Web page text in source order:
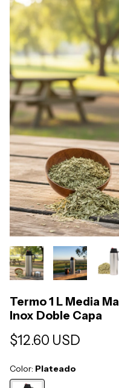
Termo 1 L Media
Inox Doble Capa
$12.60 USD
Color: Plateado